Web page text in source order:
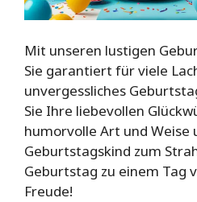
Mit unseren lustigen
Sie garantiert für viele
unvergessliches
Sie Ihre liebevollen
humorvolle Art und Weise
Geburtstagskind zum
Geburtstag zu einem Tag
Freude!